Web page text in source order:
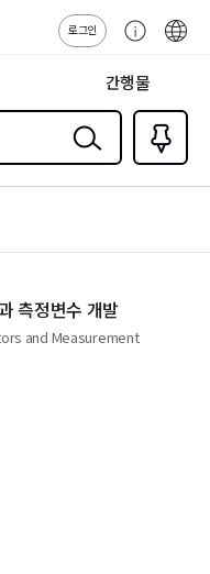
로그인
센
간행물
검색
즐겨찾
기0
측정변수 개발
and Measurement